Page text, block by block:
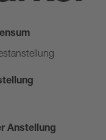
Anstellung